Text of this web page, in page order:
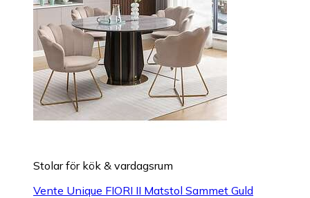
Stolar för kök & vardagsrum
Vente Unique FIORI II Matstol Sammet Guld